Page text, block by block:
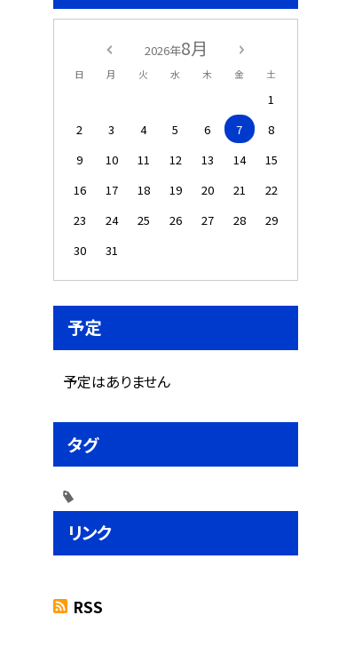
2026年8月
日 月 火 水 木 金 土
1
2
3 4 5 6 7
8
9
10 11 12 13 14
15
16
17 18 19 20 21
22
23
24 25 26 27 28
29
30
31
予定
予定はありません
タグ
リンク
RSS